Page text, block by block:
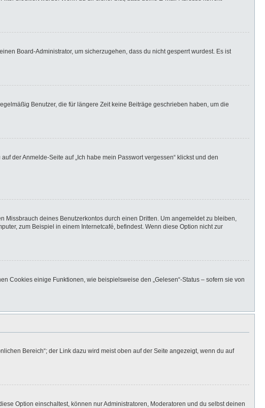
Board-Administrator, um sicherzugehen, dass du nicht gesperrt wurdest. Es ist
Benutzer, die für längere Zeit keine Beiträge geschrieben haben, um die
der Anmelde-Seite auf „Ich habe mein Passwort vergessen“ klickst und den
Missbrauch deines Benutzerkontos durch einen Dritten. Um angemeldet zu bleiben,
zum Beispiel in einem Internetcafé, befindest. Wenn diese Option nicht zur
Cookies einige Funktionen, wie beispielsweise den „Gelesen“-Status – sofern sie von
Bereich“; der Link dazu wird meist oben auf der Seite angezeigt, wenn du auf
Option einschaltest, können nur Administratoren, Moderatoren und du selbst deinen